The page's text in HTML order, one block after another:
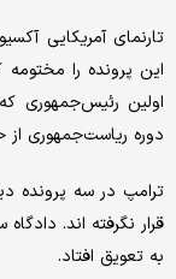
تارنمای آمریکایی
این پرونده را
اولین رئیس‌جمهوری
دوره ریاست‌جمهوری از
ترامپ در سه پرونده
قرار نگرفته اند.
به تعویق افتاد.